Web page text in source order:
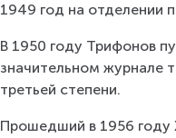
1949 год на отделении
В 1950 году Трифонов
значительном журнале
третьей степени.
Прошедший в 1956 году